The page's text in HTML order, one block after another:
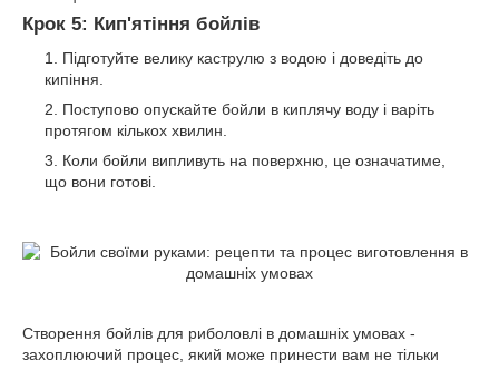
Крок 5: Кип'ятіння бойлів
Підготуйте велику каструлю з водою і доведіть до
кипіння.
Поступово опускайте бойли в киплячу воду і варіть
протягом кількох хвилин.
Коли бойли випливуть на поверхню, це означатиме,
що вони готові.
Створення бойлів для риболовлі в домашніх умовах -
захоплюючий процес, який може принести вам не тільки